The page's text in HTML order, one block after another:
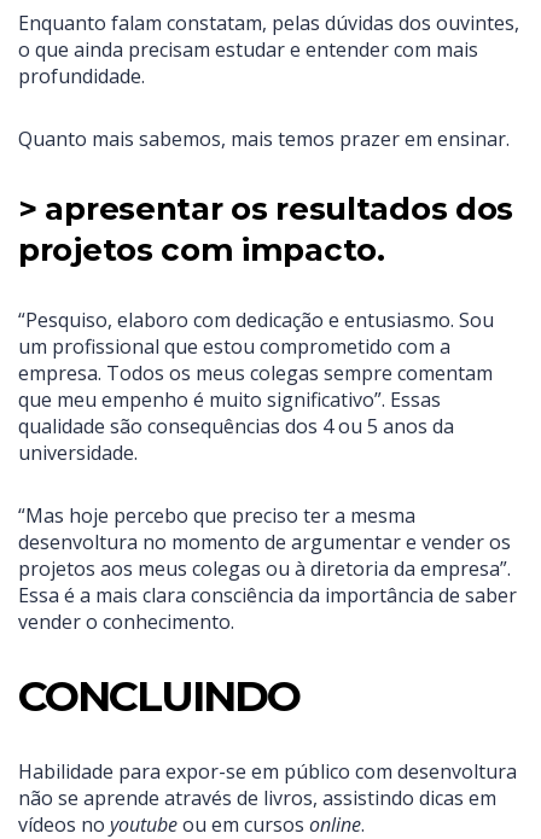
Enquanto falam constatam, pelas dúvidas dos ouvintes,
o que ainda precisam estudar e entender com mais
profundidade.
Quanto mais sabemos, mais temos prazer em ensinar.
> apresentar os resultados dos
projetos com impacto.
“Pesquiso, elaboro com dedicação e entusiasmo. Sou
um profissional que estou comprometido com a
empresa. Todos os meus colegas sempre comentam
que meu empenho é muito significativo”. Essas
qualidade são consequências dos 4 ou 5 anos da
universidade.
“Mas hoje percebo que preciso ter a mesma
desenvoltura no momento de argumentar e vender os
projetos aos meus colegas ou à diretoria da empresa”.
Essa é a mais clara consciência da importância de saber
vender o conhecimento.
CONCLUINDO
Habilidade para expor-se em público com desenvoltura
não se aprende através de livros, assistindo dicas em
vídeos no youtubeou em cursos online.